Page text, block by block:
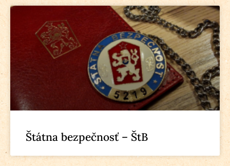
Štátna bezpečnosť – ŠtB